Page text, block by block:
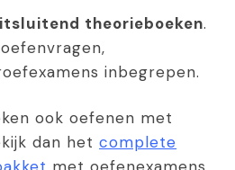
theorieboeken.
inbegrepen.
ook oefenen met
dan het complete